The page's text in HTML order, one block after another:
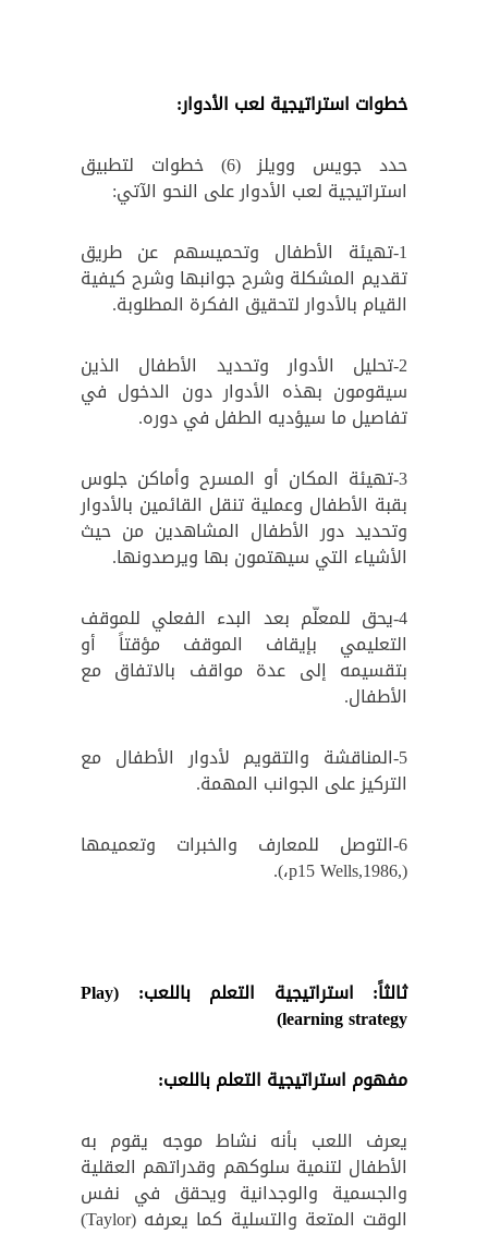
خطوات استراتيجية لعب الأدوار:
حدد جويس وويلز (6) خطوات لتطبيق
استراتيجية لعب الأدوار على النحو الآتي:
1-تهيئة الأطفال وتحميسهم عن طريق
تقديم المشكلة وشرح جوانبها وشرح كیفیة
القیام بالأدوار لتحقيق الفكرة المطلوبة.
2-تحلیل الأدوار وتحديد الأطفال الذين
سيقومون بهذه الأدوار دون الدخول في
تفاصيل ما سيؤديه الطفل في دوره.
3-تهیئة المكان أو المسرح وأماكن جلوس
بقبة الأطفال وعملية تنقل القائمين بالأدوار
وتحديد دور الأطفال المشاهدين من حیث
الأشیاء التي سيهتمون بها ويرصدونها.
4-یحق للمعلّم بعد البدء الفعلي للموقف
التعليمي بإيقاف الموقف مؤقتاً أو
بتقسيمه إلى عدة مواقف بالاتفاق مع
الأطفال.
5-المناقشة والتقويم لأدوار الأطفال مع
التركيز على الجوانب المهمة.
6-التوصل للمعارف والخبرات وتعميمها
(,1986,p15 Wells،).
ثالثاً: استراتيجية التعلم باللعب: (Play
learning strategy
)
مفهوم استراتيجية التعلم باللعب:
يعرف اللعب بأنه نشاط موجه يقوم به
الأطفال لتنمية سلوكهم وقدراتهم العقلية
والجسمية والوجدانية ويحقق في نفس
الوقت المتعة والتسلية كما يعرفه (Taylor)